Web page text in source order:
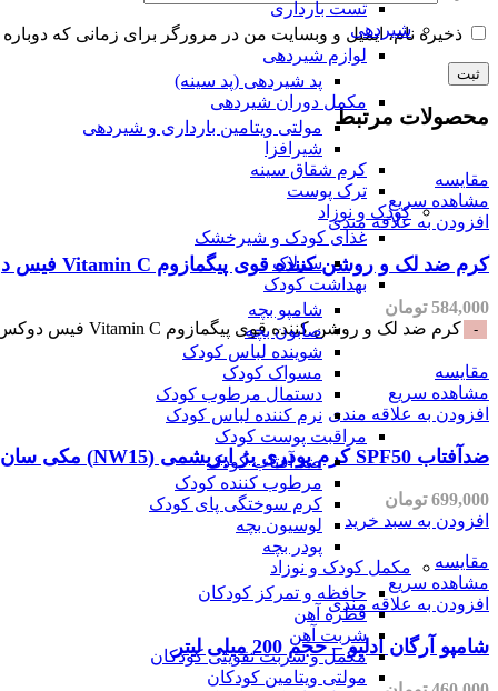
تست بارداری
شیردهی
لوازم شیردهی
پد شیردهی (پد سینه)
مکمل دوران شیردهی
مولتی ویتامین بارداری و شیردهی
شیرافزا
کرم شقاق سینه
ترک پوست
کودک و نوزاد
غذای کودک و شیرخشک
سرلاک
بهداشت کودک
شامپو بچه
صابون بچه
شوینده لباس کودک
مسواک کودک
دستمال مرطوب کودک
نرم کننده لباس کودک
مراقبت پوست کودک
ضد آفتاب کودک
مرطوب کننده کودک
کرم سوختگی پای کودک
لوسیون بچه
پودر بچه
مکمل کودک و نوزاد
حافظه و تمرکز کودکان
قطره آهن
شربت آهن
مکمل و شربت تقویتی کودکان
مولتی ویتامین کودکان
ذخیره نام، ایمیل و وبسایت من در مرورگر برای زمانی که
محصولات مرتبط
مقایسه
مشاهده سریع
افزودن به علاقه مندی
کرم ضد لک و روشن کننده قوی پیگمازوم Vitamin C فیس دوکس-30میلی
584,000 تومان
کرم ضد لک و روشن کننده قوی پیگمازوم Vitamin C فیس دوکس-30میلی عدد
مقایسه
مشاهده سریع
افزودن به علاقه مندی
ضدآفتاب SPF50 کرم پودری بژ ابریشمی (NW15) مکی سان سان سیف_Maquisun Foundation Sunscreen SPF50
699,000 تومان
افزودن به سبد خرید
مقایسه
مشاهده سریع
افزودن به علاقه مندی
شامپو آرگان ادلیو – حجم 200 میلی لیتر